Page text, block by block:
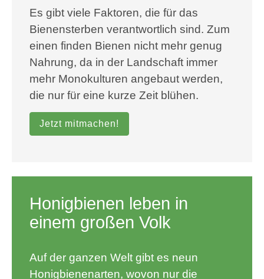
Es gibt viele Faktoren, die für das
Bienensterben verantwortlich sind. Zum
einen finden Bienen nicht mehr genug
Nahrung, da in der Landschaft immer
mehr Monokulturen angebaut werden,
die nur für eine kurze Zeit blühen.
Jetzt mitmachen!
Honigbienen leben in
einem großen Volk
Auf der ganzen Welt gibt es neun
Honigbienenarten, wovon nur die